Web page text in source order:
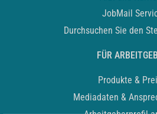
JobMail
Durchsuchen Sie den
FÜR
Produkte &
Mediadaten &